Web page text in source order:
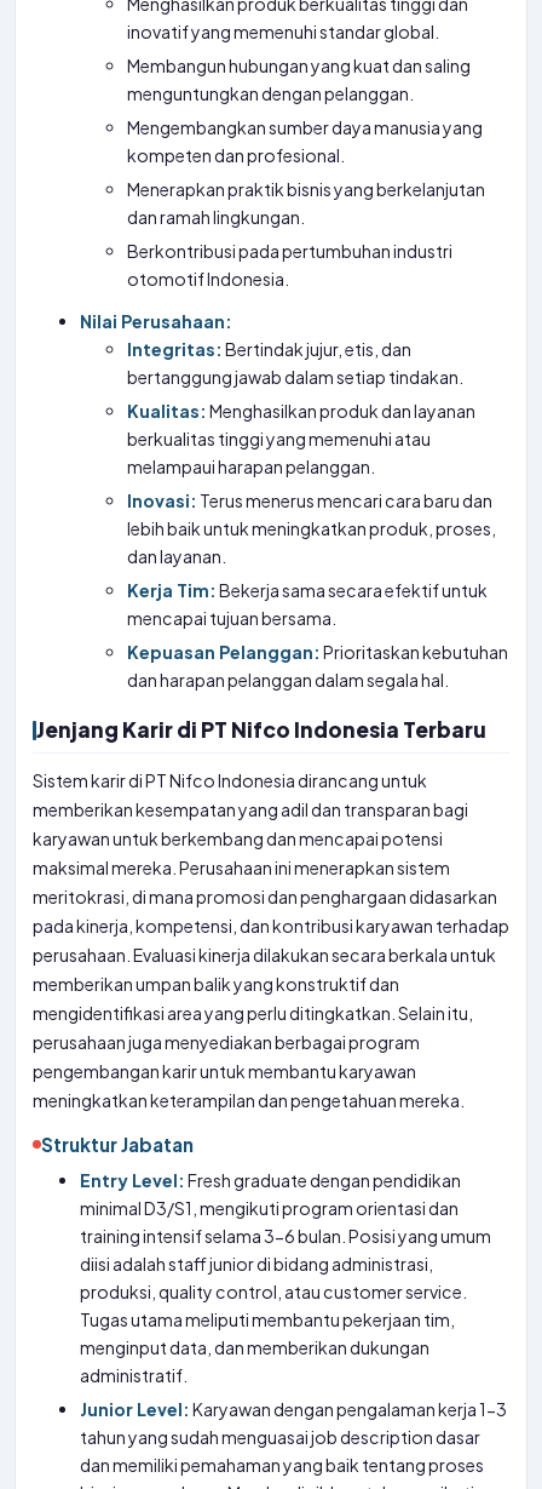
inovatif yang memenuhi standar global.
Membangun hubungan yang kuat dan saling
menguntungkan dengan pelanggan.
Mengembangkan sumber daya manusia yang
kompeten dan profesional.
Menerapkan praktik bisnis yang berkelanjutan
dan ramah lingkungan.
Berkontribusi pada pertumbuhan industri
otomotif Indonesia.
Nilai Perusahaan:
Integritas: Bertindak jujur, etis, dan
bertanggung jawab dalam setiap tindakan.
Kualitas: Menghasilkan produk dan layanan
berkualitas tinggi yang memenuhi atau
melampaui harapan pelanggan.
Inovasi: Terus menerus mencari cara baru dan
lebih baik untuk meningkatkan produk, proses,
dan layanan.
Kerja Tim: Bekerja sama secara efektif untuk
mencapai tujuan bersama.
Kepuasan Pelanggan: Prioritaskan kebutuhan
dan harapan pelanggan dalam segala hal.
Jenjang Karir di PT Nifco Indonesia Terbaru
Sistem karir di PT Nifco Indonesia dirancang untuk
memberikan kesempatan yang adil dan transparan bagi
karyawan untuk berkembang dan mencapai potensi
maksimal mereka. Perusahaan ini menerapkan sistem
meritokrasi, di mana promosi dan penghargaan didasarkan
pada kinerja, kompetensi, dan kontribusi karyawan terhadap
perusahaan. Evaluasi kinerja dilakukan secara berkala untuk
memberikan umpan balik yang konstruktif dan
mengidentifikasi area yang perlu ditingkatkan. Selain itu,
perusahaan juga menyediakan berbagai program
pengembangan karir untuk membantu karyawan
meningkatkan keterampilan dan pengetahuan mereka.
Struktur Jabatan
Entry Level: Fresh graduate dengan pendidikan
minimal D3/S1, mengikuti program orientasi dan
training intensif selama 3-6 bulan. Posisi yang umum
diisi adalah staff junior di bidang administrasi,
produksi, quality control, atau customer service.
Tugas utama meliputi membantu pekerjaan tim,
menginput data, dan memberikan dukungan
administratif.
Junior Level: Karyawan dengan pengalaman kerja 1-3
tahun yang sudah menguasai job description dasar
dan memiliki pemahaman yang baik tentang proses